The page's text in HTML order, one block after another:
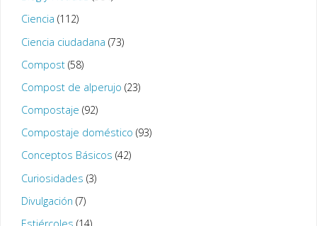
Ciencia (112)
Ciencia ciudadana (73)
Compost(58)
Compost de alperujo (23)
Compostaje (92)
Compostaje doméstico (93)
Conceptos Básicos (42)
Curiosidades (3)
Divulgación (7)